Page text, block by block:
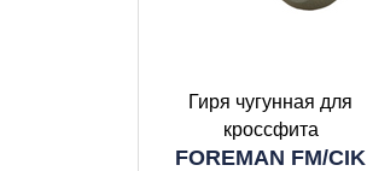
Гиря чугунная для
кроссфита
FOREMAN FM/CIK